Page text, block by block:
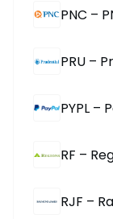
PNC –
PRU –
PYPL –
RF –
RJF –